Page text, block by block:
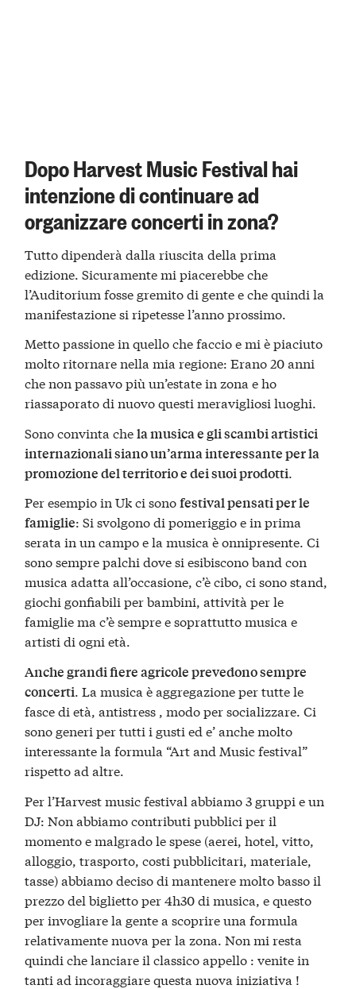
Dopo Harvest Music Festival hai
intenzione di continuare ad
organizzare concerti in zona?
Tutto dipenderà dalla riuscita della prima
edizione. Sicuramente mi piacerebbe che
l’Auditorium fosse gremito di gente e che quindi la
manifestazione si ripetesse l’anno prossimo.
Metto passione in quello che faccio e mi è piaciuto
molto ritornare nella mia regione: Erano 20 anni
che non passavo più un’estate in zona e ho
riassaporato di nuovo questi meravigliosi luoghi.
Sono convinta chela musica e gli scambi artistici
internazionali siano un’arma interessante per la
promozione del territorio e dei suoi prodotti.
Per esempio in Uk ci sonofestival pensati per le
famiglie: Si svolgono di pomeriggio e in prima
serata in un campo e la musica è onnipresente. Ci
sono sempre palchi dove si esibiscono band con
musica adatta all’occasione, c’è cibo, ci sono stand,
giochi gonfiabili per bambini, attività per le
famiglie ma c’è sempre e soprattutto musica e
artisti di ogni età.
Anche grandi fiere agricole prevedono sempre
concerti. La musica è aggregazione per tutte le
fasce di età, antistress , modo per socializzare. Ci
sono generi per tutti i gusti ed e’ anche molto
interessante la formula “Art and Music festival”
rispetto ad altre.
Per l’Harvest music festival abbiamo 3 gruppi e un
DJ: Non abbiamo contributi pubblici per il
momento e malgrado le spese (aerei, hotel, vitto,
alloggio, trasporto, costi pubblicitari, materiale,
tasse) abbiamo deciso di mantenere molto basso il
prezzo del biglietto per 4h30 di musica, e questo
per invogliare la gente a scoprire una formula
relativamente nuova per la zona. Non mi resta
quindi che lanciare il classico appello : venite in
tanti ad incoraggiare questa nuova iniziativa !